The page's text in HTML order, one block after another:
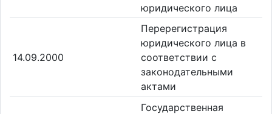
юридического лица
14.09.2000
Перерегистрация
юридического лица в
соответствии с
законодательными
актами
Государственная